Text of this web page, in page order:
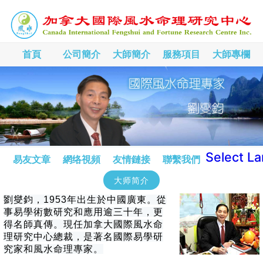
首頁 公司簡介 大師簡介 服務項目 大師專欄
易友文章 網络視頻 友情鏈接 聯繫我們 Select
大师简介
劉燮鈞，1953年出生於中國廣東。從
事易學術數研究和應用逾三十年，更
得名師真傳。現任加拿大國際風水命
理研究中心總裁，是著名國際易學研
究家和風水命理專家。